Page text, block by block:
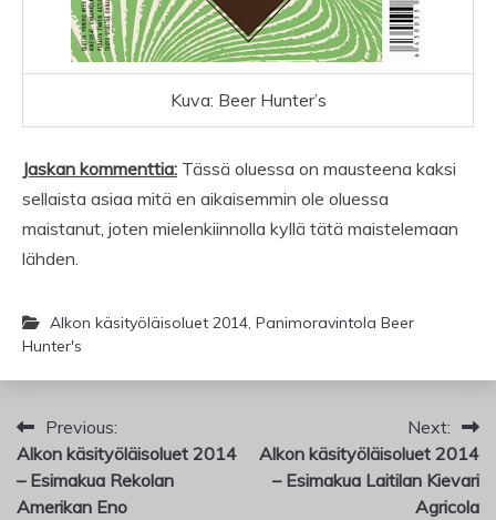
Kuva: Beer Hunter’s
Jaskan kommenttia: Tässä oluessa on mausteena kaksi
sellaista asiaa mitä en aikaisemmin ole oluessa
maistanut, joten mielenkiinnolla kyllä tätä maistelemaan
lähden.
Alkon käsityöläisoluet 2014, Panimoravintola Beer
Hunter's
Artikkelien
selaus
Previous:
Alkon käsityöläisoluet 2014
– Esimakua Rekolan
Amerikan Eno
Next:
Alkon käsityöläisoluet 2014
– Esimakua Laitilan Kievari
Agricola